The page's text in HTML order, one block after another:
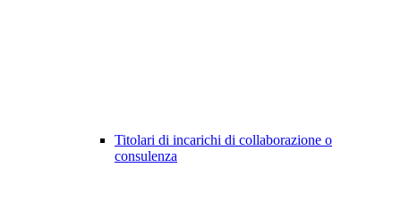
Titolari di incarichi di collaborazione o
consulenza